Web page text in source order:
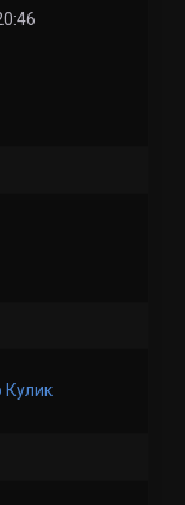
Кулик